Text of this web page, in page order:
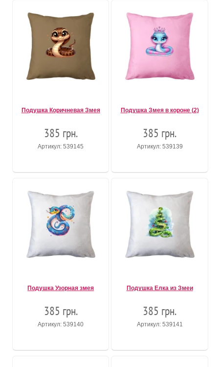
Подушка Коричневая Змея
385 грн.
Артикул: 539145
Подушка Змея в короне (2)
385 грн.
Артикул: 539139
Подушка Узорная змея
385 грн.
Артикул: 539140
Подушка Елка из Змеи
385 грн.
Артикул: 539141